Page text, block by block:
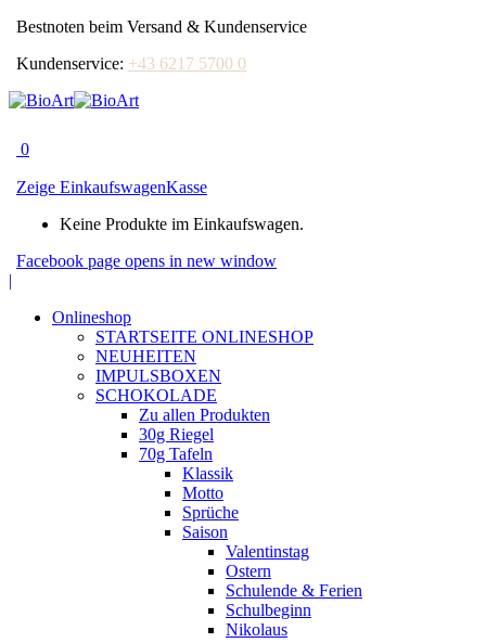
Bestnoten beim Versand & Kundenservice
Kundenservice: +43 6217 5700 0
0
Zeige EinkaufswagenKasse
Keine Produkte im Einkaufswagen.
Facebook page opens in new window
|
Onlineshop
STARTSEITE ONLINESHOP
NEUHEITEN
IMPULSBOXEN
SCHOKOLADE
Zu allen Produkten
30g Riegel
70g Tafeln
Klassik
Motto
Sprüche
Saison
Valentinstag
Ostern
Schulende & Ferien
Schulbeginn
Nikolaus